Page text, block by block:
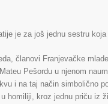
je za još jednu sestru
članovi Franjevačke
Pešordu u njenom
i na taj način simbolično
homiliji, kroz jednu priču iz